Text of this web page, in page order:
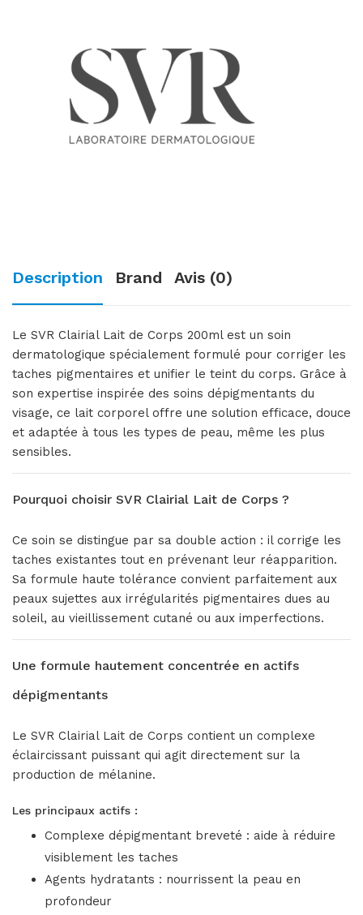
Description Brand Avis (0)
Le SVR Clairial Lait de Corps 200ml est un soin
dermatologique spécialement formulé pour corriger les
taches pigmentaires et unifier le teint du corps. Grâce à
son expertise inspirée des soins dépigmentants du
visage, ce lait corporel offre une solution efficace, douce
et adaptée à tous les types de peau, même les plus
sensibles.
Pourquoi choisir SVR Clairial Lait de Corps ?
Ce soin se distingue par sa double action : il corrige les
taches existantes tout en prévenant leur réapparition.
Sa formule haute tolérance convient parfaitement aux
peaux sujettes aux irrégularités pigmentaires dues au
soleil, au vieillissement cutané ou aux imperfections.
Une formule hautement concentrée en actifs
dépigmentants
Le SVR Clairial Lait de Corps contient un complexe
éclaircissant puissant qui agit directement sur la
production de mélanine.
Les principaux actifs :
Complexe dépigmentant breveté : aide à réduire
visiblement les taches
Agents hydratants : nourrissent la peau en
profondeur